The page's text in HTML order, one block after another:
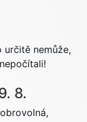
určitě nemůže,
8.